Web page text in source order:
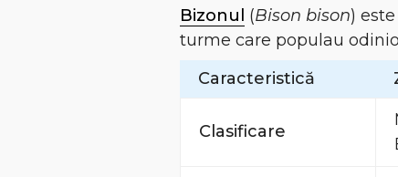
Bizonul (Bison bison)
turme care populau
Caracteristică
Clasificare